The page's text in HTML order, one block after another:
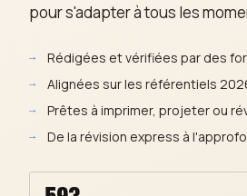
pour s'adapter à tous les
Rédigées et vérifiées par des
Alignées sur les référentiels
Prêtes à imprimer, projeter ou
De la révision express à